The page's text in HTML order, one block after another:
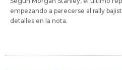
empezando a parecerse al rally
detalles en la nota.